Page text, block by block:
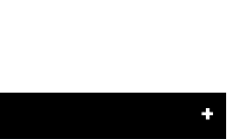
+